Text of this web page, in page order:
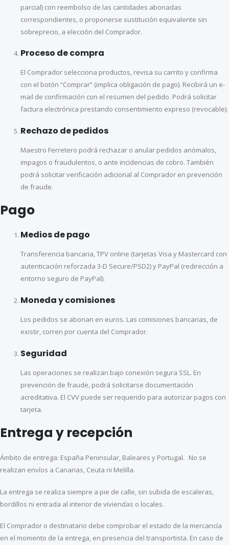
parcial) con reembolso de las cantidades abonadas
correspondientes, o proponerse sustitución equivalente sin
sobreprecio, a elección del Comprador.
Proceso de compra
El Comprador selecciona productos, revisa su carrito y confirma
con el botón “Comprar” (implica obligación de pago). Recibirá un e-
mail de confirmación con el resumen del pedido. Podrá solicitar
factura electrónica prestando consentimiento expreso (revocable).
Rechazo de pedidos
Maestro Ferretero podrá rechazar o anular pedidos anómalos,
impagos o fraudulentos, o ante incidencias de cobro. También
podrá solicitar verificación adicional al Comprador en prevención
de fraude.
Pago
Medios de pago
Transferencia bancaria, TPV online (tarjetas Visa y Mastercard con
autenticación reforzada 3-D Secure/PSD2) y PayPal (redirección a
entorno seguro de PayPal).
Moneda y comisiones
Los pedidos se abonan en euros. Las comisiones bancarias, de
existir, corren por cuenta del Comprador.
Seguridad
Las operaciones se realizan bajo conexión segura SSL. En
prevención de fraude, podrá solicitarse documentación
acreditativa. El CVV puede ser requerido para autorizar pagos con
tarjeta.
Entrega y recepción
Ámbito de entrega: España Peninsular, Baleares y Portugal. No se
realizan envíos a Canarias, Ceuta ni Melilla.
La entrega se realiza siempre a pie de calle, sin subida de escaleras,
bordillos ni entrada al interior de viviendas o locales.
El Comprador o destinatario debe comprobar el estado de la mercancía
en el momento de la entrega, en presencia del transportista. En caso de